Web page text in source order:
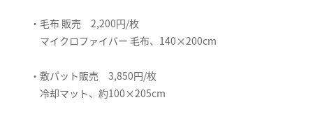
・毛布 販売 2,200円/枚
マイクロファイバー 毛布、140×200cm
・敷パット販売 3,850円/枚
冷却マット、約100×205cm